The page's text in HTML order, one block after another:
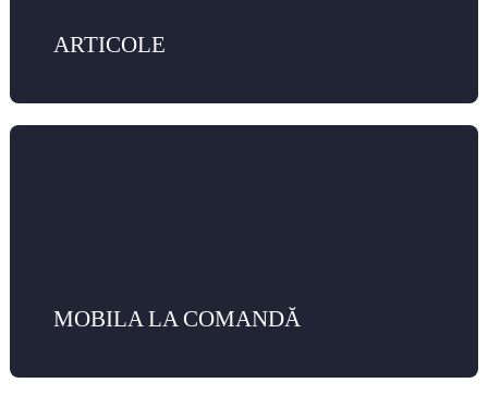
ARTICOLE
MOBILA LA COMANDĂ